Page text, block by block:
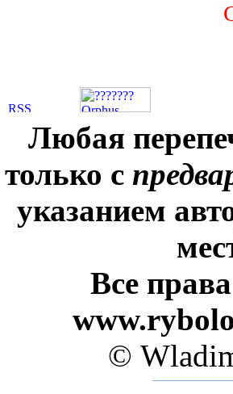
Любая
только с
указанием
Все
©